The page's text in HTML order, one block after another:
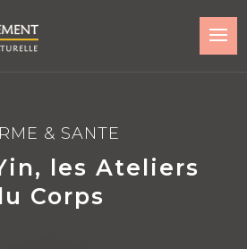
& SANTE
les Ateliers
Corps